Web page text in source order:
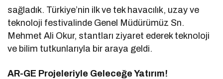
sağladık. Türkiye’nin ilk ve tek havacılık, uzay ve
teknoloji festivalinde Genel Müdürümüz Sn.
Mehmet Ali Okur, stantları ziyaret ederek teknoloji
ve bilim tutkunlarıyla bir araya geldi.
AR-GE Projeleriyle Geleceğe Yatırım!